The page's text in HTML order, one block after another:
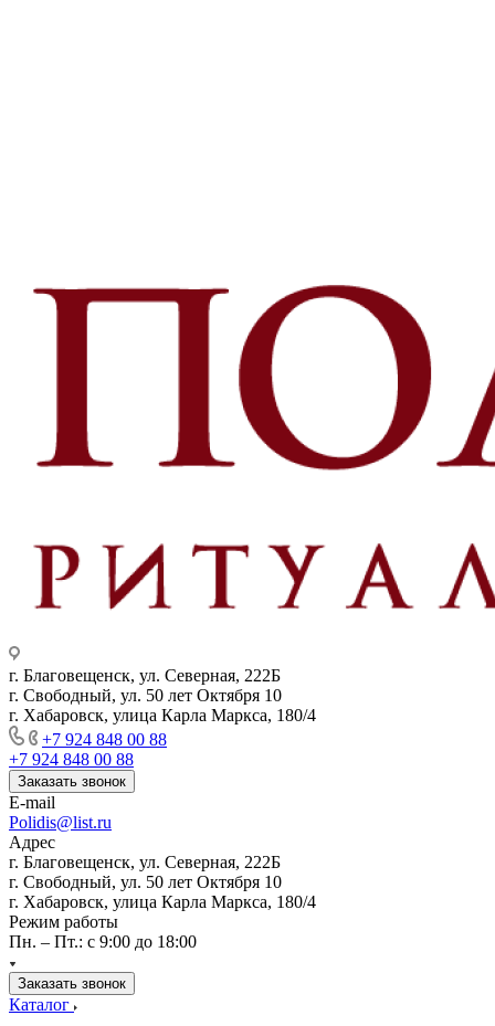
г. Благовещенск, ул. Северная, 222Б
г. Свободный, ул. 50 лет Октября 10
г. Хабаровск, улица Карла Маркса, 180/4
+7 924 848 00 88
+7 924 848 00 88
Заказать звонок
E-mail
Polidis@list.ru
Адрес
г. Благовещенск, ул. Северная, 222Б
г. Свободный, ул. 50 лет Октября 10
г. Хабаровск, улица Карла Маркса, 180/4
Режим работы
Пн. – Пт.: с 9:00 до 18:00
Заказать звонок
Каталог